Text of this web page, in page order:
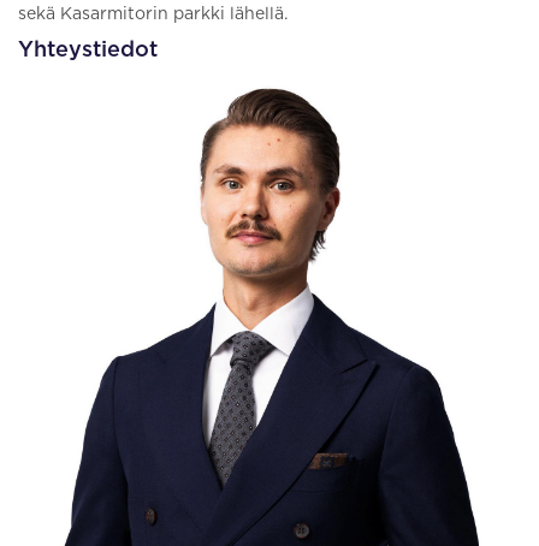
sekä Kasarmitorin parkki lähellä.
Yhteystiedot